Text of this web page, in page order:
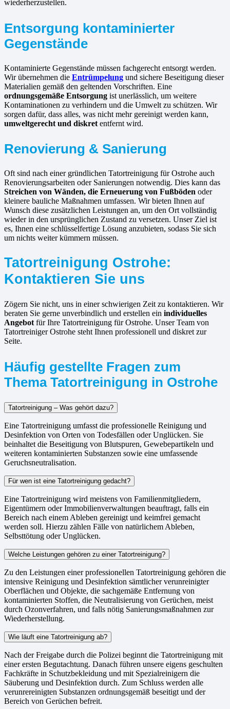
wiederherzustellen.
Entsorgung kontaminierter
Gegenstände
Kontaminierte Gegenstände müssen fachgerecht entsorgt werden.
Wir übernehmen die Entrümpelung und sichere Beseitigung dieser
Materialien gemäß den geltenden Vorschriften. Eine
ordnungsgemäße Entsorgung ist unerlässlich, um weitere
Kontaminationen zu verhindern und die Umwelt zu schützen. Wir
sorgen dafür, dass alles, was nicht mehr gereinigt werden kann,
umweltgerecht und diskret entfernt wird.
Renovierung & Sanierung
Oft sind nach einer gründlichen Tatortreinigung für Ostrohe auch
Renovierungsarbeiten oder Sanierungen notwendig. Dies kann das
Streichen von Wänden, die Erneuerung von Fußböden oder
kleinere bauliche Maßnahmen umfassen. Wir bieten Ihnen auf
Wunsch diese zusätzlichen Leistungen an, um den Ort vollständig
wieder in den ursprünglichen Zustand zu versetzen. Unser Ziel ist
es, Ihnen eine schlüsselfertige Lösung anzubieten, sodass Sie sich
um nichts weiter kümmern müssen.
Tatortreinigung Ostrohe:
Kontaktieren Sie uns
Zögern Sie nicht, uns in einer schwierigen Zeit zu kontaktieren. Wir
beraten Sie gerne unverbindlich und erstellen ein individuelles
Angebot für Ihre Tatortreinigung für Ostrohe. Unser Team von
Tatortreiniger Ostrohe steht Ihnen professionell und diskret zur
Seite.
Häufig gestellte Fragen zum
Thema Tatortreinigung in Ostrohe
Tatortreinigung – Was gehört dazu?
Eine Tatortreinigung umfasst die professionelle Reinigung und
Desinfektion von Orten von Todesfällen oder Unglücken. Sie
beinhaltet die Beseitigung von Blutspuren, Gewebepartikeln und
weiteren kontaminierten Substanzen sowie eine umfassende
Geruchsneutralisation.
Für wen ist eine Tatortreinigung gedacht?
Eine Tatortreinigung wird meistens von Familienmitgliedern,
Eigentümern oder Immobilienverwaltungen beauftragt, falls ein
Bereich nach einem Ableben gereinigt und keimfrei gemacht
werden soll. Hierzu zählen Fälle von natürlichem Ableben,
Selbsttötung oder Unglücken.
Welche Leistungen gehören zu einer Tatortreinigung?
Zu den Leistungen einer professionellen Tatortreinigung gehören die
intensive Reinigung und Desinfektion sämtlicher verunreinigter
Oberflächen und Objekte, die sachgemäße Entfernung von
kontaminierten Stoffen, die Neutralisierung von Gerüchen, meist
durch Ozonverfahren, und falls nötig Sanierungsmaßnahmen zur
Wiederherstellung.
Wie läuft eine Tatortreinigung ab?
Nach der Freigabe durch die Polizei beginnt die Tatortreinigung mit
einer ersten Begutachtung. Danach führen unsere eigens geschulten
Fachkräfte in Schutzbekleidung und mit Spezialreinigern die
Säuberung und Desinfektion durch. Zum Schluss werden alle
verunrereinigten Substanzen ordnungsgemäß beseitigt und der
Bereich von Gerüchen befreit.